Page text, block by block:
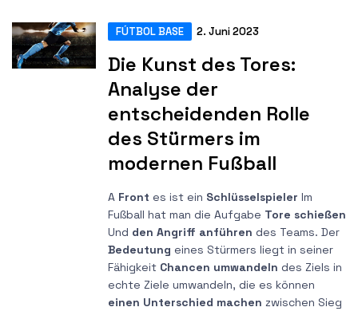
FÚTBOL BASE 2. Juni 2023
Die Kunst des Tores:
Analyse der
entscheidenden Rolle
des Stürmers im
modernen Fußball
A Front es ist ein Schlüsselspieler Im
Fußball hat man die Aufgabe Tore schießen
Und den Angriff anführen des Teams. Der
Bedeutung eines Stürmers liegt in seiner
Fähigkeit Chancen umwandeln des Ziels in
echte Ziele umwandeln, die es können
einen Unterschied machen zwischen Sieg